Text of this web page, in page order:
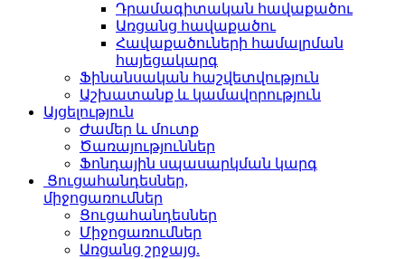
Դրամագիտական հավաքածու
Առցանց հավաքածու
Հավաքածուների համալրման
հայեցակարգ
Ֆինանսական հաշվետվություն
Աշխատանք և կամավորություն
Այցելություն
Ժամեր և մուտք
Ծառայություններ
Ֆոնդային սպասարկման կարգ
Ցուցահանդեսներ,
միջոցառումներ
Ցուցահանդեսներ
Միջոցառումներ
Առցանց շրջայց.